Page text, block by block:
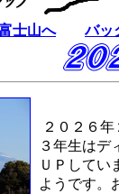
士山へ バッ
２０２６
３年生はデ
ＵＰしてい
ようです。